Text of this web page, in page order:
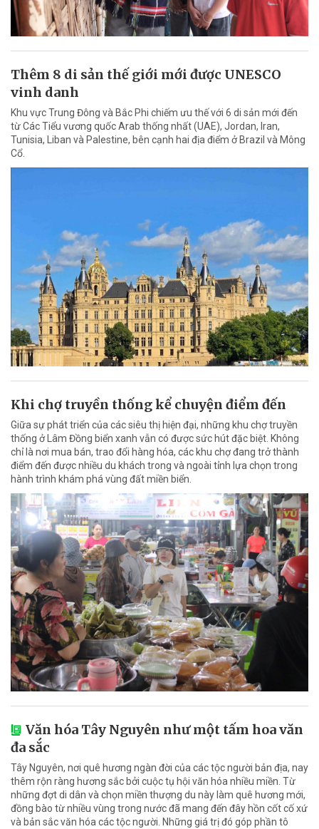
Thêm 8 di sản thế giới mới được UNESCO
vinh danh
Khu vực Trung Đông và Bắc Phi chiếm ưu thế với 6 di sản mới đến
từ Các Tiểu vương quốc Arab thống nhất (UAE), Jordan, Iran,
Tunisia, Liban và Palestine, bên cạnh hai địa điểm ở Brazil và Mông
Cổ.
Khi chợ truyền thống kể chuyện điểm đến
Giữa sự phát triển của các siêu thị hiện đại, những khu chợ truyền
thống ở Lâm Đồng biển xanh vẫn có được sức hút đặc biệt. Không
chỉ là nơi mua bán, trao đổi hàng hóa, các khu chợ đang trở thành
điểm đến được nhiều du khách trong và ngoài tỉnh lựa chọn trong
hành trình khám phá vùng đất miền biển.
Văn hóa Tây Nguyên như một tấm hoa văn
đa sắc
Tây Nguyên, nơi quê hương ngàn đời của các tộc người bản địa, nay
thêm rộn ràng hương sắc bởi cuộc tụ hội văn hóa nhiều miền. Từ
những đợt di dân và chọn miền thượng du này làm quê hương mới,
đồng bào từ nhiều vùng trong nước đã mang đến đây hồn cốt cố xứ
và bản sắc văn hóa các tộc người. Những giá trị đó góp phần tô